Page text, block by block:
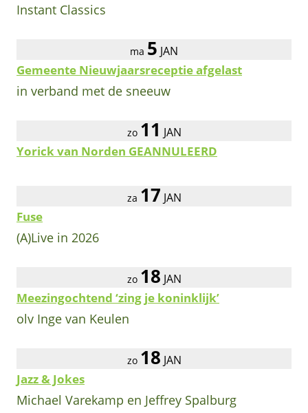
Instant Classics
ma 5 JAN
Gemeente Nieuwjaarsreceptie afgelast
in verband met de sneeuw
zo 11 JAN
Yorick van Norden GEANNULEERD
za 17 JAN
Fuse
(A)Live in 2026
zo 18 JAN
Meezingochtend ‘zing je koninklijk’
olv Inge van Keulen
zo 18 JAN
Jazz & Jokes
Michael Varekamp en Jeffrey Spalburg